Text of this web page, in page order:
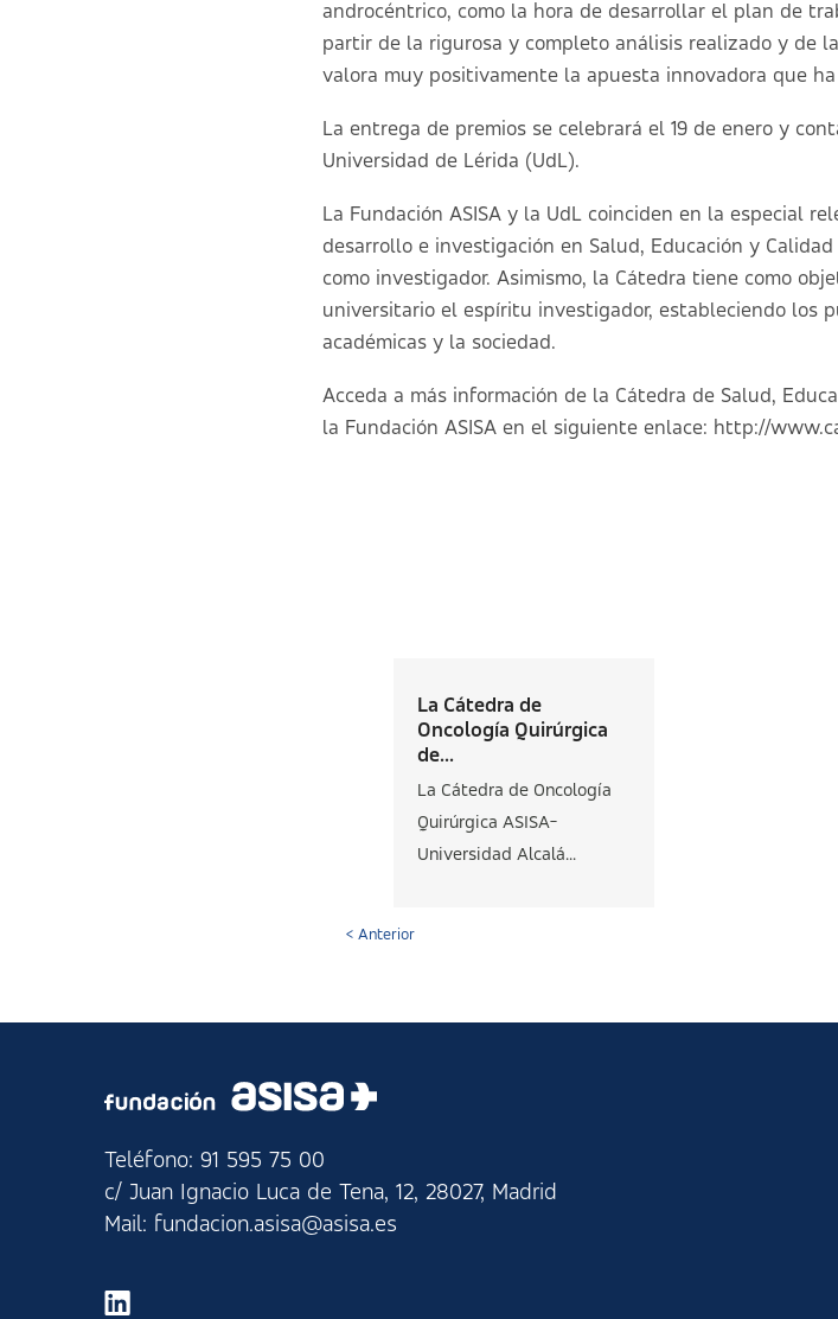
androcéntrico, como la hora de desarrollar el plan de
partir de la rigurosa y completo análisis realizado y de
valora muy positivamente la apuesta innovadora que
La entrega de premios se celebrará el 19 de enero y
Universidad de Lérida (UdL).
La Fundación ASISA y la UdL coinciden en la especial
desarrollo e investigación en Salud, Educación y
como investigador. Asimismo, la Cátedra tiene como
universitario el espíritu investigador, estableciendo los
académicas y la sociedad.
Acceda a más información de la Cátedra de Salud,
la Fundación ASISA en el siguiente enlace: http://
La Cátedra de
Oncología Quirúrgica
de...
La Cátedra de Oncología
Quirúrgica ASISA-
Universidad Alcalá...
< Anterior
Teléfono: 91 595 75 00
c/ Juan Ignacio Luca de Tena, 12, 28027, Madrid
Mail: fundacion.asisa@asisa.es